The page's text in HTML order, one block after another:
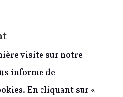
visite sur notre
informe de
En cliquant sur «